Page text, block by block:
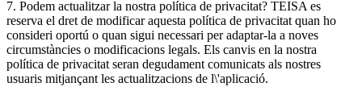
7. Podem actualitzar la nostra política de privacitat? TEISA es
reserva el dret de modificar aquesta política de privacitat quan ho
consideri oportú o quan sigui necessari per adaptar-la a noves
circumstàncies o modificacions legals. Els canvis en la nostra
política de privacitat seran degudament comunicats als nostres
usuaris mitjançant les actualitzacions de l\'aplicació.